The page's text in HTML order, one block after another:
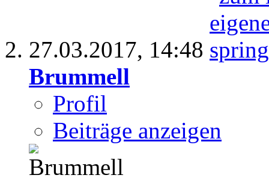
27.03.2017, 14:48
Brummell
Profil
Beiträge anzeigen